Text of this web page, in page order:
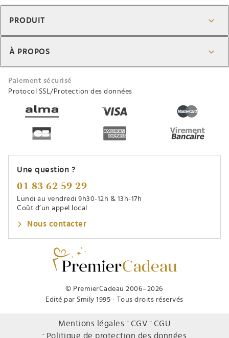
© PremierCadeau 2006–2026
Edité par Smily 1995 - Tous droits réservés
PRODUIT
À PROPOS
Paiement sécurisé
Protocol SSL/Protection des données
Une question ?
01 83 62 59 29
Lundi au vendredi 9h30-12h & 13h-17h
Coût d’un appel local
Nous contacter
Mentions légales CGV
CGU
Politique de protection des données